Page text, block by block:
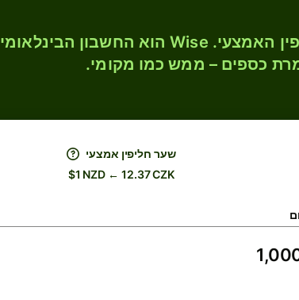
המירו NZD ל- CZK לפי שער החליפין האמצעי. Wise הוא החשבון הבינלאומי
כספים – ממש כמו מקומי.
שער חליפין אמצעי
$1 NZD ← 12.37 CZK